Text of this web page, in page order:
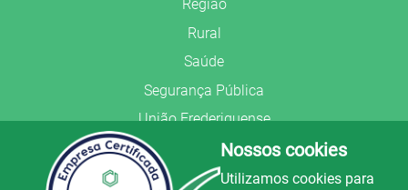
Região
Rural
Saúde
Segurança Pública
União Frederiquense
Nossos cookies
Utilizamos cookies para